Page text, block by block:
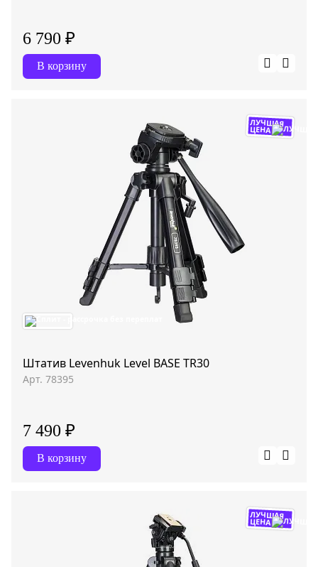
6 790 ₽
В корзину
ЛУЧШАЯ
ЦЕНА
Штатив Levenhuk Level BASE TR30
Арт. 78395
7 490 ₽
В корзину
ЛУЧШАЯ
ЦЕНА